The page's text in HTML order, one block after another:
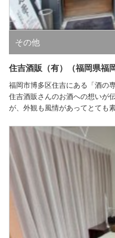
その他
住吉酒販（有）（福岡県福
福岡市博多区住吉にある「酒の
住吉酒販さんのお酒への想いが
が、外観も風情があってとても